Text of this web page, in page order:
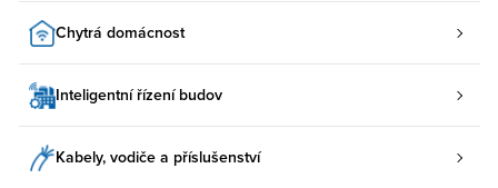
Chytrá domácnost
Inteligentní řízení budov
Kabely, vodiče a příslušenství